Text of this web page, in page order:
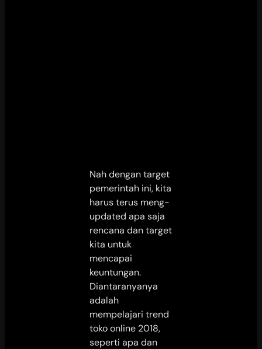
Nah dengan target
pemerintah ini, kita
harus terus meng-
updated apa saja
rencana dan target
kita untuk
mencapai
keuntungan.
Diantaranyanya
adalah
mempelajari trend
toko online 2018,
seperti apa dan